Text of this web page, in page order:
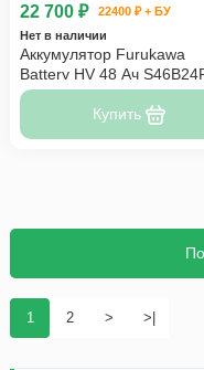
22 700 ₽
22400 ₽ + БУ
Нет в наличии
Аккумулятор Furukawa
Battery HV 48 Ач
Купить
1 2 > >|